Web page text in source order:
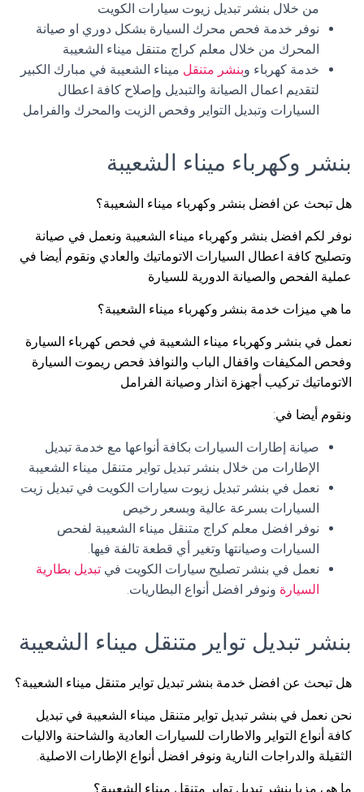
من خلال بنشر تبديل زيوت سيارات الكويت
نوفر خدمة فحص محرك السيارة بشكل دوري او صيانة
المحرك من خلال معلم كراج متنقل ميناء الشعيبة
خدمة كهرباء وبنشر متنقل ميناء الشعيبة في مبارك الكبير
لتقديم اعمال الصيانة والتبديل وإصلاح كافة اعطال
السيارات وتبديل التواير وفحص الزيت والمحرك والفرامل
بنشر وكهرباء ميناء الشعيبة
هل تبحث عن افضل بنشر وكهرباء ميناء الشعيبة؟
نوفر لكم افضل بنشر وكهرباء ميناء الشعيبة ونعمل في صيانة
وتصليح كافة اعطال السيارات الاتوماتيك والعادي ونقوم أيضا في
عملية الفحص والصيانة الدورية للسيارة
ما هي ميزات خدمة بنشر وكهرباء ميناء الشعيبة؟
نعمل في بنشر وكهرباء ميناء الشعيبة في فحص كهرباء السيارة
وفحص المكيفات واقفال الباب والنوافذ فحص ريموت السيارة
الاتوماتيك تركيب أجهزة انذار وصيانة الفرامل
ونقوم أيضا في:
صيانة إطارات السيارات بكافة أنواعها مع خدمة تبديل
الإطارات من خلال بنشر تبديل تواير متنقل ميناء الشعيبة
نعمل في بنشر تبديل زيوت سيارات الكويت في تبديل زيت
السيارات بسرعة عالية وبسعر رخيص
نوفر افضل معلم كراج متنقل ميناء الشعيبة لفحص
السيارات وصيانتها وتغير أي قطعة تالفة فيها.
نعمل في بنشر تصليح سيارات الكويت في تبديل بطارية
السيارة ونوفر افضل أنواع البطاريات.
بنشر تبديل تواير متنقل ميناء الشعيبة
هل تبحث عن افضل خدمة بنشر تبديل تواير متنقل ميناء الشعيبة؟
نحن نعمل في بنشر تبديل تواير متنقل ميناء الشعيبة في تبديل
كافة أنواع التواير والاطارات للسيارات العادية والشاحنة والاليات
الثقيلة والدراجات النارية ونوفر افضل أنواع الإطارات الاصلية.
ما هي مزيا بنشر تبديل تواير متنقل ميناء الشعيبة؟